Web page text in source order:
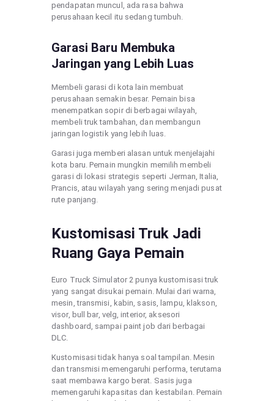
pendapatan muncul, ada rasa bahwa
perusahaan kecil itu sedang tumbuh.
Garasi Baru Membuka
Jaringan yang Lebih Luas
Membeli garasi di kota lain membuat
perusahaan semakin besar. Pemain bisa
menempatkan sopir di berbagai wilayah,
membeli truk tambahan, dan membangun
jaringan logistik yang lebih luas.
Garasi juga memberi alasan untuk menjelajahi
kota baru. Pemain mungkin memilih membeli
garasi di lokasi strategis seperti Jerman, Italia,
Prancis, atau wilayah yang sering menjadi pusat
rute panjang.
Kustomisasi Truk Jadi
Ruang Gaya Pemain
Euro Truck Simulator 2 punya kustomisasi truk
yang sangat disukai pemain. Mulai dari warna,
mesin, transmisi, kabin, sasis, lampu, klakson,
visor, bull bar, velg, interior, aksesori
dashboard, sampai paint job dari berbagai
DLC.
Kustomisasi tidak hanya soal tampilan. Mesin
dan transmisi memengaruhi performa, terutama
saat membawa kargo berat. Sasis juga
memengaruhi kapasitas dan kestabilan. Pemain